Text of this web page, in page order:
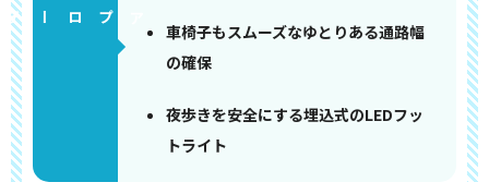
アプローチ
車椅子もスムーズなゆとりある通路幅
の確保
夜歩きを安全にする埋込式のLEDフッ
トライト